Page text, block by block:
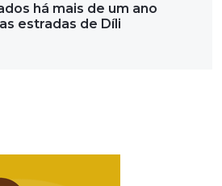
há mais de um ano
estradas de Díli